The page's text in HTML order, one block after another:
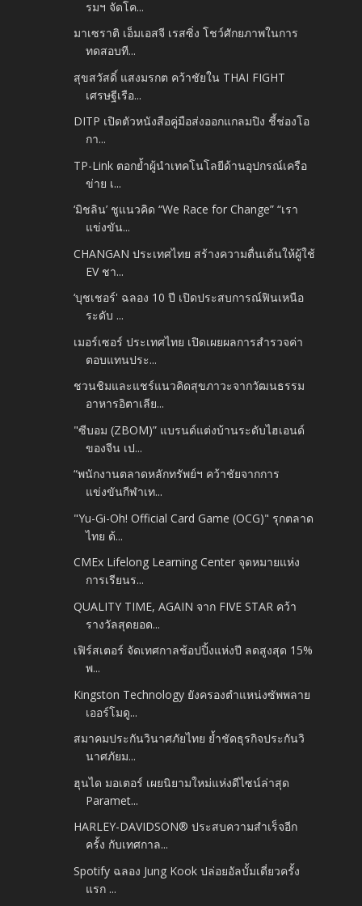
รมฯ จัดโค...
มาเซราติ เอ็มเอสจี เรสซิ่ง โชว์ศักยภาพในการ
ทดสอบที...
สุขสวัสดิ์ แสงมรกต คว้าชัยใน THAI FIGHT
เศรษฐีเรือ...
DITP เปิดตัวหนังสือคู่มือส่งออกแกลมปิง ชี้ช่องโอ
กา...
TP-Link ตอกย้ำผู้นำเทคโนโลยีด้านอุปกรณ์เครือ
ข่าย เ...
‘มิชลิน’ ชูแนวคิด “We Race for Change” “เรา
แข่งขัน...
CHANGAN ประเทศไทย สร้างความตื่นเต้นให้ผู้ใช้
EV ชา...
‘บุชเชอร์' ฉลอง 10 ปี เปิดประสบการณ์ฟินเหนือ
ระดับ ...
เมอร์เซอร์ ประเทศไทย เปิดเผยผลการสำรวจค่า
ตอบแทนประ...
ชวนชิมและแชร์แนวคิดสุขภาวะจากวัฒนธรรม
อาหารอิตาเลีย...
"ซีบอม (ZBOM)” แบรนด์แต่งบ้านระดับไฮเอนด์
ของจีน เป...
“พนักงานตลาดหลักทรัพย์ฯ คว้าชัยจากการ
แข่งขันกีฬาเท...
"Yu-Gi-Oh! Official Card Game (OCG)" รุกตลาด
ไทย ด้...
CMEx Lifelong Learning Center จุดหมายแห่ง
การเรียนร...
QUALITY TIME, AGAIN จาก FIVE STAR คว้า
รางวัลสุดยอด...
เฟิร์สเตอร์ จัดเทศกาลช้อปปิ้งแห่งปี ลดสูงสุด 15%
พ...
Kingston Technology ยังครองตำแหน่งซัพพลาย
เออร์โมดู...
สมาคมประกันวินาศภัยไทย ย้ำชัดธุรกิจประกันวิ
นาศภัยม...
ฮุนได มอเตอร์ เผยนิยามใหม่แห่งดีไซน์ล่าสุด
Paramet...
HARLEY-DAVIDSON® ประสบความสำเร็จอีก
ครั้ง กับเทศกาล...
Spotify ฉลอง Jung Kook ปล่อยอัลบั้มเดี่ยวครั้ง
แรก ...